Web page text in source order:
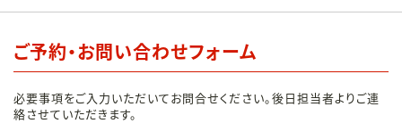
ご予約・お問い合わせフォーム
必要事項をご入力いただいてお問合せください。後日担当者よりご連
絡させていただきます。